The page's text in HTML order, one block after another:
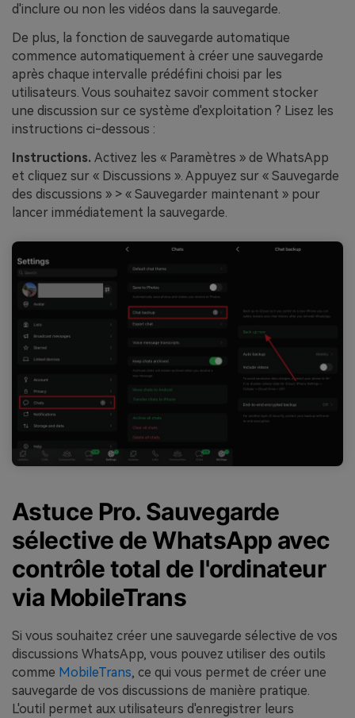
d'inclure ou non les vidéos dans la sauvegarde.
De plus, la fonction de sauvegarde automatique
commence automatiquement à créer une sauvegarde
après chaque intervalle prédéfini choisi par les
utilisateurs. Vous souhaitez savoir comment stocker
une discussion sur ce système d'exploitation ? Lisez les
instructions ci-dessous :
Instructions. Activez les « Paramètres » de WhatsApp
et cliquez sur « Discussions ». Appuyez sur « Sauvegarde
des discussions » > « Sauvegarder maintenant » pour
lancer immédiatement la sauvegarde.
Astuce Pro. Sauvegarde
sélective de WhatsApp avec
contrôle total de l'ordinateur
via MobileTrans
Si vous souhaitez créer une sauvegarde sélective de vos
discussions WhatsApp, vous pouvez utiliser des outils
comme MobileTrans, ce qui vous permet de créer une
sauvegarde de vos discussions de manière pratique.
L'outil permet aux utilisateurs d'enregistrer leurs